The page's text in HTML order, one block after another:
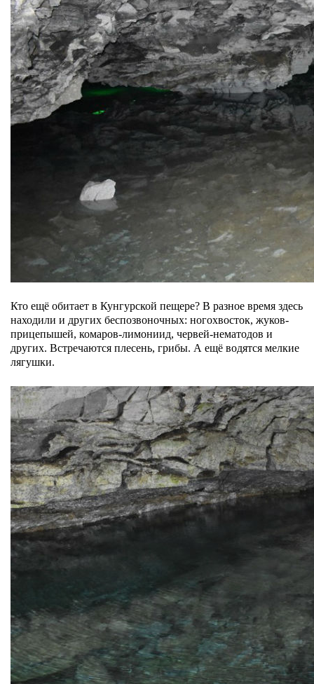
Кто ещё обитает в Кунгурской пещере? В разное время здесь
находили и других беспозвоночных: ногохвосток, жуков-
прицепышей, комаров-лимониид, червей-нематодов и
других. Встречаются плесень, грибы. А ещё водятся мелкие
лягушки.